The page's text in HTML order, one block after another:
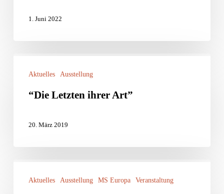
1. Juni 2022
LetztenAktuelles Ausstellung
“Die Letzten ihrer Art”
20. März 2019
EuropaAktuelles Ausstellung MS Europa Veranstaltung